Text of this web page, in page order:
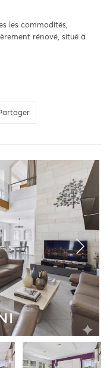
les commodités,
rénové, situé à